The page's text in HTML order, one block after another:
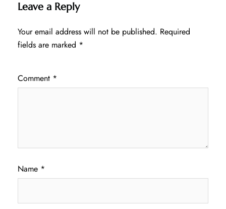
Leave a Reply
Your email address will not be published. Required
fields are marked *
Comment *
Name *